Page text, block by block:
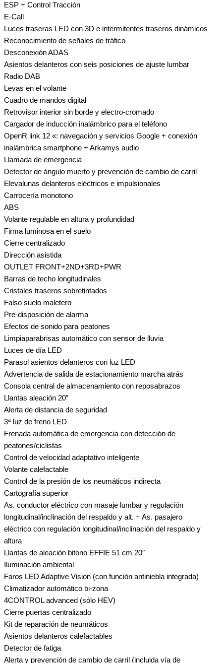
ESP + Control Tracción
E-Call
Luces traseras LED con 3D e intermitentes traseros dinámicos
Reconocimiento de señales de tráfico
Desconexión ADAS
Asientos delanteros con seis posiciones de ajuste lumbar
Radio DAB
Levas en el volante
Cuadro de mandos digital
Retrovisor interior sin borde y electro-cromado
Cargador de inducción inalámbrico para el teléfono
OpenR link 12 «: navegación y servicios Google + conexión
inalámbrica smartphone + Arkamys audio
Llamada de emergencia
Detector de ángulo muerto y prevención de cambio de carril
Elevalunas delanteros eléctricos e impulsionales
Carrocería monotono
ABS
Volante regulable en altura y profundidad
Firma luminosa en el suelo
Cierre centralizado
Dirección asistida
OUTLET FRONT+2ND+3RD+PWR
Barras de techo longitudinales
Cristales traseros sobretintados
Falso suelo maletero
Pre-disposición de alarma
Efectos de sonido para peatones
Limpiaparabrisas automático con sensor de lluvia
Luces de día LED
Parasol asientos delanteros con luz LED
Advertencia de salida de estacionamiento marcha atrás
Consola central de almacenamiento con reposabrazos
Llantas aleación 20″
Alerta de distancia de seguridad
3ª luz de freno LED
Frenada automática de emergencia con detección de
peatones/ciclistas
Control de velocidad adaptativo inteligente
Volante calefactable
Control de la presión de los neumáticos indirecta
Cartografía superior
As. conductor eléctrico con masaje lumbar y regulación
longitudinal/inclinación del respaldo y alt. + As. pasajero
eléctrico con regulación longitudinal/inclinación del respaldo y
altura
Llantas de aleación bitono EFFIE 51 cm 20″
Iluminación ambiental
Faros LED Adaptive Vision (con función antiniebla integrada)
Climatizador automático bi-zona
4CONTROL advanced (sólo HEV)
Cierre puertas centralizado
Kit de reparación de neumáticos
Asientos delanteros calefactables
Detector de fatiga
Alerta y prevención de cambio de carril (incluida vía de